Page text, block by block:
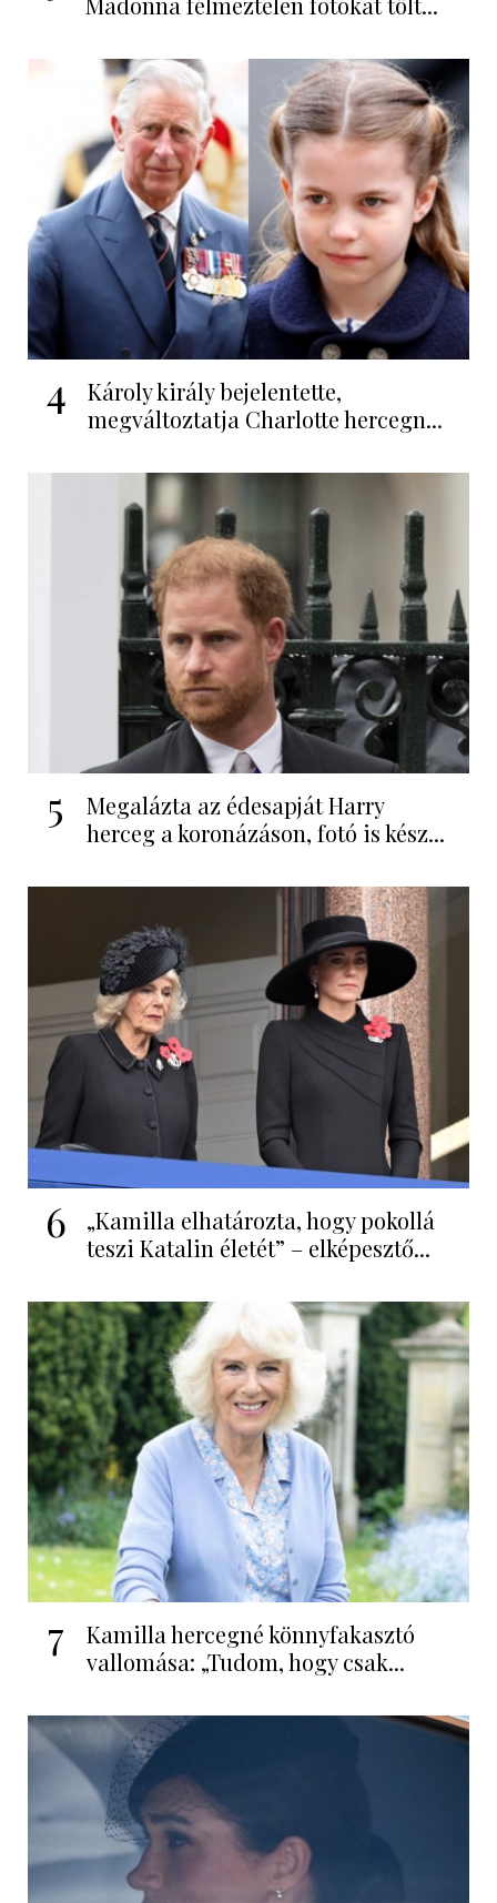
4
Károly király bejelentette,
megváltoztatja Charlotte hercegn...
5
Megalázta az édesapját Harry
herceg a koronázáson, fotó is kész...
6
„Kamilla elhatározta, hogy pokollá
teszi Katalin életét” – elképesztő...
7
Kamilla hercegné könnyfakasztó
vallomása: „Tudom, hogy csak...